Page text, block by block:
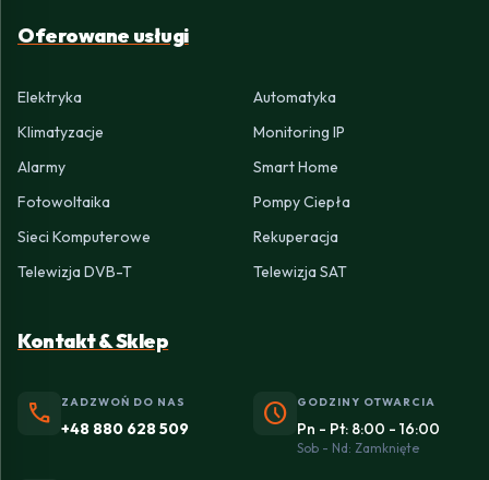
Oferowane usługi
Elektryka
Automatyka
Klimatyzacje
Monitoring IP
Alarmy
Smart Home
Fotowoltaika
Pompy Ciepła
Sieci Komputerowe
Rekuperacja
Telewizja DVB-T
Telewizja SAT
Kontakt & Sklep
phone ZADZWOŃ DO NAS
+48 880 628 509 schedule GODZINY OTWARCIA
Pn - Pt: 8:00 - 16:00
Sob - Nd: Zamknięte